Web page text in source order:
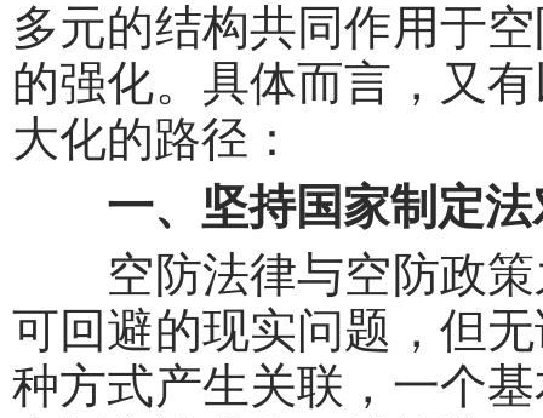
多元的结构共同作用于
的强化。具体而言，又
大化的路径：
一、坚持国家制定
空防法律与空防政策
可回避的现实问题，但
种方式产生关联，一个